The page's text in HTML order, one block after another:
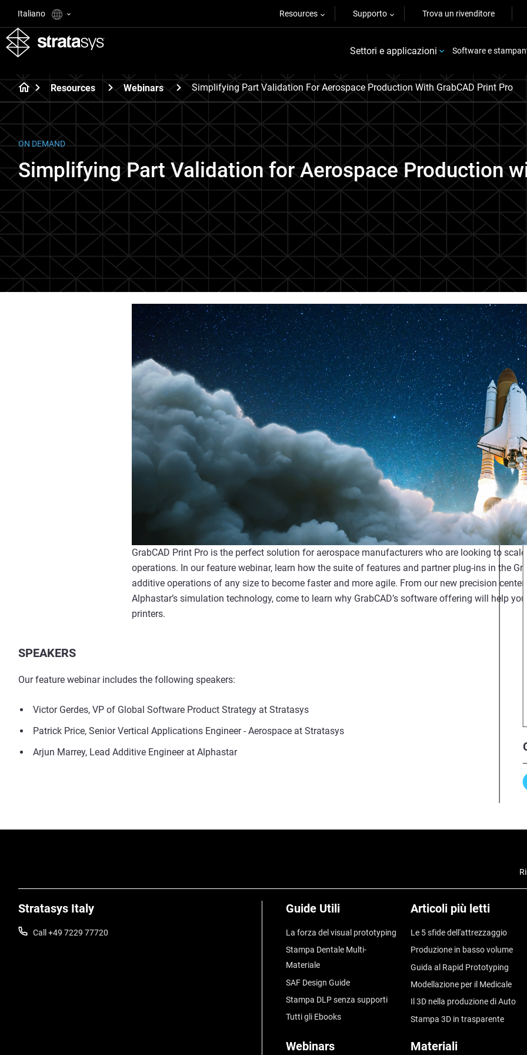
Italiano Resources Supporto Trova un rivenditore
Settori e applicazioni Software e
Resources Webinars Simplifying Part Validation For Aerospace Production With GrabCAD Print Pro
ON DEMAND
Simplifying Part Validation for Aerospace Production
GrabCAD Print Pro is the perfect solution for aerospace manufacturers who are looking to
operations. In our feature webinar, learn how the suite of features and partner plug-ins in the
additive operations of any size to become faster and more agile. From our new precision
Alphastar’s simulation technology, come to learn why GrabCAD’s software offering will help
printers.
SPEAKERS
Our feature webinar includes the following speakers:
Victor Gerdes, VP of Global Software Product Strategy at Stratasys
Patrick Price, Senior Vertical Applications Engineer - Aerospace at Stratasys
Arjun Marrey, Lead Additive Engineer at Alphastar
Stratasys Italy
Call +49 7229 77720
Guide Utili
La forza del visual prototyping
Stampa Dentale Multi-
Materiale
SAF Design Guide
Stampa DLP senza supporti
Tutti gli Ebooks
Articoli più letti
Le 5 sfide dell'attrezzaggio
Produzione in basso volume
Guida al Rapid Prototyping
Modellazione per il Medicale
Il 3D nella produzione di Auto
Stampa 3D in trasparente
Webinars Materiali